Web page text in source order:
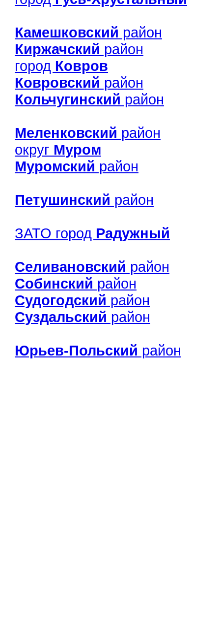
Камешковский район
Киржачский район
город Ковров
Ковровский район
Кольчугинский район
Меленковский район
округ Муром
Муромский район
Петушинский район
ЗАТО город Радужный
Селивановский район
Собинский район
Судогодский район
Суздальский район
Юрьев-Польский район